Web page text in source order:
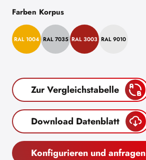
Farben Korpus
RAL 1004 RAL 7035 RAL 3003 RAL 9010
Zur Vergleichstabelle
Download Datenblatt
Konfigurieren und anfragen